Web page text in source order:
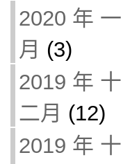
2020 年 一
月 (3)
2019 年 十
二月 (12)
2019 年 十